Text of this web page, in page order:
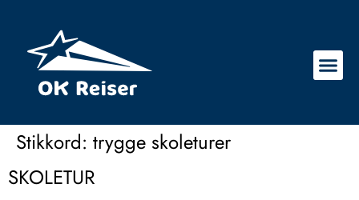
Stikkord: trygge skoleturer
SKOLETUR